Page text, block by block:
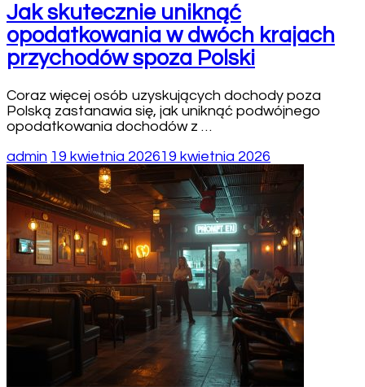
Jak skutecznie uniknąć
opodatkowania w dwóch krajach
przychodów spoza Polski
Coraz więcej osób uzyskujących dochody poza
Polską zastanawia się, jak uniknąć podwójnego
opodatkowania dochodów z …
admin 19 kwietnia 202619 kwietnia 2026